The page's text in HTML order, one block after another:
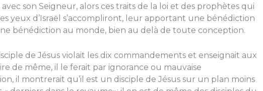
son Seigneur, alors ces traits de la loi et des prophètes qui
yeux d’Israël s’accompliront, leur apportant une bénédiction
bénédiction au monde, bien au delà de toute conception.
de Jésus violait les dix commande­ments et enseignait aux
de même, il le ferait par ignorance ou mauvaise
il mon­trerait qu’il est un disciple de Jésus sur un plan moins